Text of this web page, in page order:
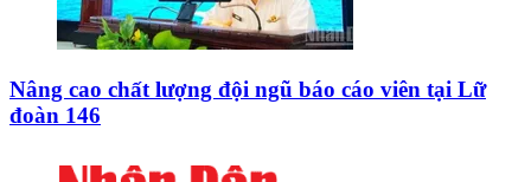
Nâng cao chất lượng đội ngũ báo cáo viên tại Lữ
đoàn 146